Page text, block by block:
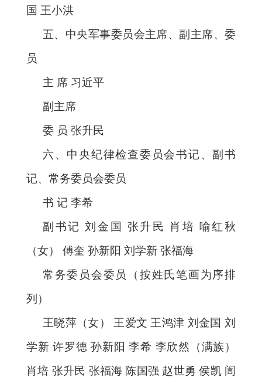
国 王小洪
五、中央军事委员会主席、副主席、委
员
主 席 习近平
副主席
委 员 张升民
六、中央纪律检查委员会书记、副书
记、常务委员会委员
书 记 李希
副书记 刘金国 张升民 肖培 喻红秋
（女） 傅奎 孙新阳 刘学新 张福海
常务委员会委员（按姓氏笔画为序排
列）
王晓萍（女） 王爱文 王鸿津 刘金国 刘
学新 许罗德 孙新阳 李希 李欣然（满族）
肖培 张升民 张福海 陈国强 赵世勇 侯凯 訚